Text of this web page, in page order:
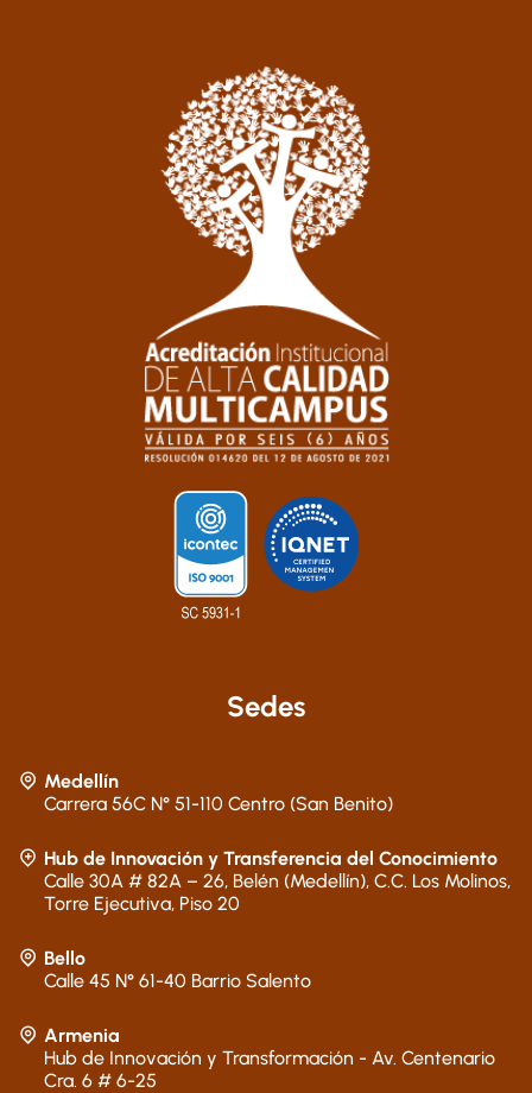
Sedes
Medellín
Carrera 56C N° 51-110 Centro (San Benito)
Hub de Innovación y Transferencia del Conocimiento
Calle 30A # 82A – 26, Belén (Medellín), C.C. Los Molinos,
Torre Ejecutiva, Piso 20
Bello
Calle 45 N° 61-40 Barrio Salento
Armenia
Hub de Innovación y Transformación - Av. Centenario
Cra. 6 # 6-25